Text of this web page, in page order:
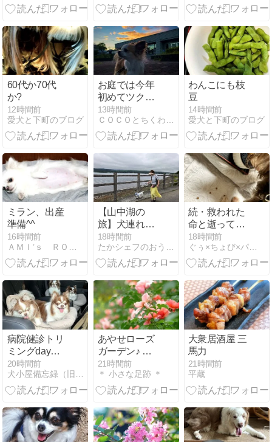
60代か70代
か?
12時間前
愛犬と下町のブログ
お庭では今年
初めてツクツ
クボウシ
13時間前
ＣＯＣＯとちくわの「なんちゃって歳時記」
わんこにも枝
豆
14時間前
愛犬と下町のブログ
ミラン、出産
準備^^
16時間前
ＡＭＩ’ｓ ＲＯＯＭ
【山中湖の
旅】犬連れで
１泊2日で山
中湖行ってき
ました 目次編
18時間前
たかシェフのおうちごはん。と白い犬とチワワ。
続・救われた
命と逝ってし
まったあの仔
の事 【 雛鳥編
⑤ 言葉でなら
がつけるのに
】
18時間前
ぐぅ×ちょび×パパ 〜 余命1ヶ月と言われた仔とその家族
病院健診トリ
ミングday🛁
✂️🪮💉
20時間前
犬小屋備忘録（旧せれぼ）
あやせローズ
ガーデン♪ で
しゅ!!
21時間前
＊ 小さな足跡 ＊
大衆居酒屋 三
馬力
21時間前
平蔵